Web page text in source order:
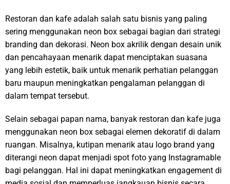
Restoran dan kafe adalah salah satu bisnis yang paling
sering menggunakan neon box sebagai bagian dari strategi
branding dan dekorasi. Neon box akrilik dengan desain unik
dan pencahayaan menarik dapat menciptakan suasana
yang lebih estetik, baik untuk menarik perhatian pelanggan
baru maupun meningkatkan pengalaman pelanggan di
dalam tempat tersebut.
Selain sebagai papan nama, banyak restoran dan kafe juga
menggunakan neon box sebagai elemen dekoratif di dalam
ruangan. Misalnya, kutipan menarik atau logo brand yang
diterangi neon dapat menjadi spot foto yang Instagramable
bagi pelanggan. Hal ini dapat meningkatkan engagement di